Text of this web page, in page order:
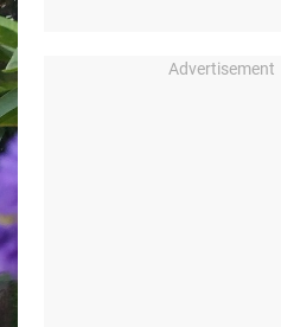
Advertisement